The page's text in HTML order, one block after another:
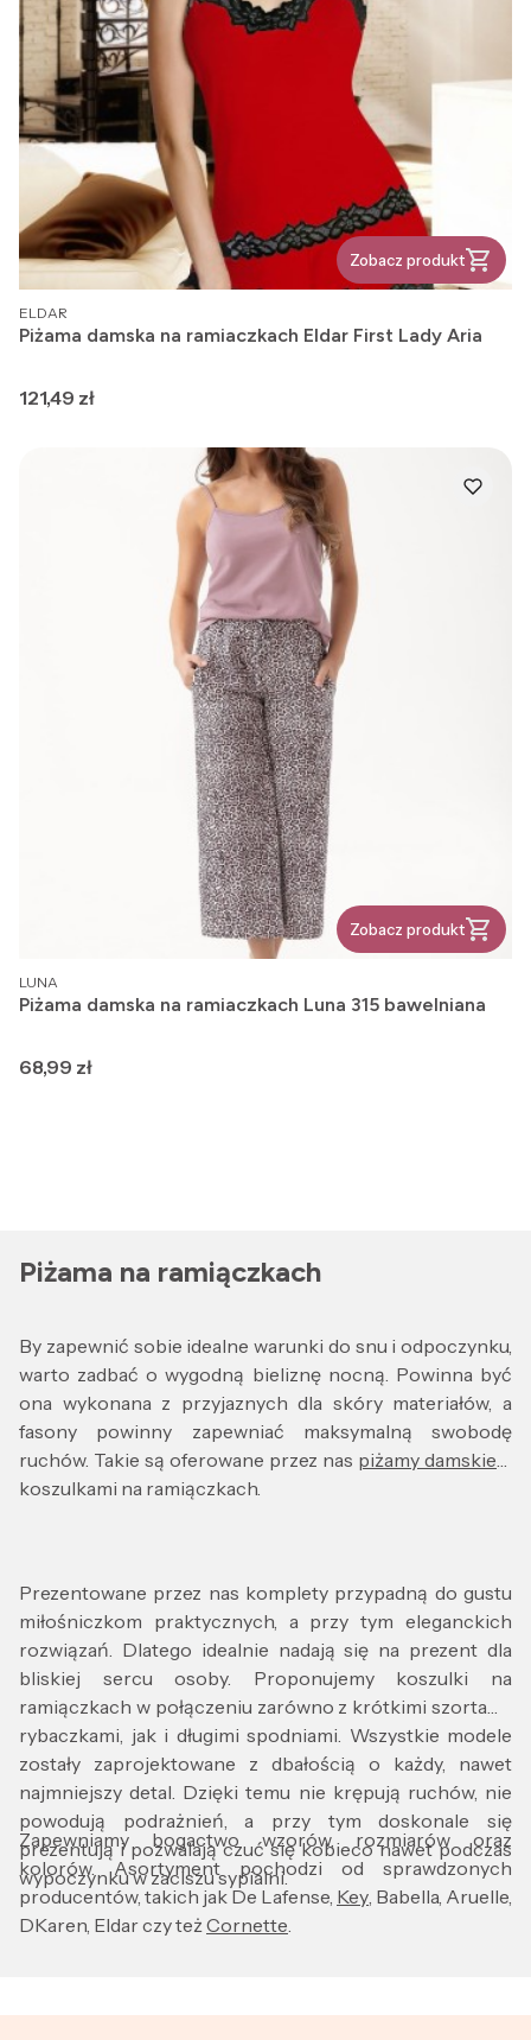
Zobacz produkt
PRODUCENT
ELDAR
Piżama damska na ramiaczkach Eldar First Lady Aria
Cena
121,49 zł
Zobacz produkt
PRODUCENT
LUNA
Piżama damska na ramiaczkach Luna 315 bawelniana
Cena
68,99 zł
Piżama na ramiączkach
By zapewnić sobie idealne warunki do snu i odpoczynku,
warto zadbać o wygodną bieliznę nocną. Powinna być
ona wykonana z przyjaznych dla skóry materiałów, a
fasony powinny zapewniać maksymalną swobodę
ruchów. Takie są oferowane przez nas piżamy damskie
koszulkami na ramiączkach.
Prezentowane przez nas komplety przypadną do gustu
miłośniczkom praktycznych, a przy tym eleganckich
rozwiązań. Dlatego idealnie nadają się na prezent dla
bliskiej sercu osoby. Proponujemy koszulki na
ramiączkach w połączeniu zarówno z krótkimi szortami,
rybaczkami, jak i długimi spodniami. Wszystkie modele
zostały zaprojektowane z dbałością o każdy, nawet
najmniejszy detal. Dzięki temu nie krępują ruchów, nie
powodują podrażnień, a przy tym doskonale się
prezentują i pozwalają czuć się kobieco nawet podczas
wypoczynku w zaciszu sypialni.
Zapewniamy bogactwo wzorów, rozmiarów oraz
kolorów. Asortyment pochodzi od sprawdzonych
producentów, takich jak De Lafense, Key , Babella, Aruelle,
DKaren, Eldar czy też Cornette